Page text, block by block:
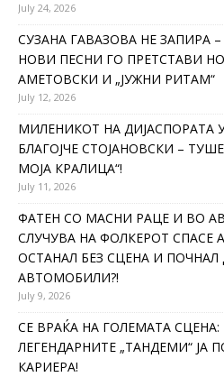
July 24, 2026
СУЗАНА ГАВАЗОВА НЕ ЗАПИРА
НОВИ ПЕСНИ ГО ПРЕТСТАВИ
АМЕТОВСКИ И „ЈУЖНИ РИТАМ“
July 12, 2026
МИЛЕНИКОТ НА ДИЈАСПОРАТА
БЛАГОЈЧЕ СТОЈАНОВСКИ –
МОЈА КРАЛИЦА“!
July 11, 2026
ФАТЕН СО МАСНИ РАЦЕ И ВО
СЛУЧУВА НА ФОЛКЕРОТ СПАСЕ
ОСТАНАЛ БЕЗ СЦЕНА И
АВТОМОБИЛИ?!
July 9, 2026
СЕ ВРАЌА НА ГОЛЕМАТА
ЛЕГЕНДАРНИТЕ „ТАНДЕМИ“ ЈА
КАРИЕРА!